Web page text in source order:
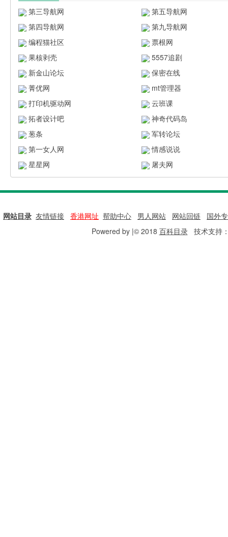
第三导航网
第五导航网
第四导航网
第九导航网
编程猫社区
票根网
果核剥壳
5557追剧
新金山论坛
保密在线
菁优网
mt管理器
打印机驱动网
云班课
拓者设计吧
神奇代码岛
葱条
军转论坛
第一女人网
情感说说
星星网
屠夫网
网站目录 友情链接 香港网址 帮助中心 男人网站 网站回链
国外
Powered by |© 2018 百科目录技术支持